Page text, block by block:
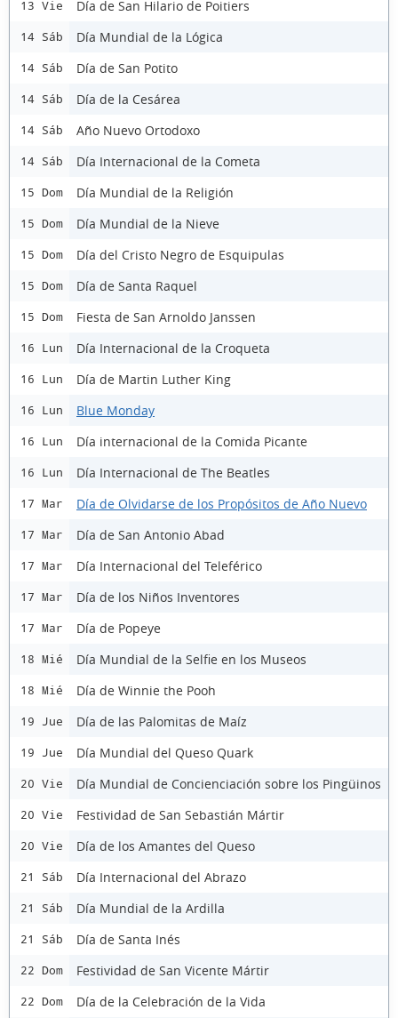
13 Vie Día de San Hilario de Poitiers
14 Sáb Día Mundial de la Lógica
14 Sáb Día de San Potito
14 Sáb Día de la Cesárea
14 Sáb Año Nuevo Ortodoxo
14 Sáb Día Internacional de la Cometa
15 Dom Día Mundial de la Religión
15 Dom Día Mundial de la Nieve
15 Dom Día del Cristo Negro de Esquipulas
15 Dom Día de Santa Raquel
15 Dom Fiesta de San Arnoldo Janssen
16 Lun Día Internacional de la Croqueta
16 Lun Día de Martin Luther King
16 Lun Blue Monday
16 Lun Día internacional de la Comida Picante
16 Lun Día Internacional de The Beatles
17 Mar Día de Olvidarse de los Propósitos de Año Nuevo
17 Mar Día de San Antonio Abad
17 Mar Día Internacional del Teleférico
17 Mar Día de los Niños Inventores
17 Mar Día de Popeye
18 Mié Día Mundial de la Selfie en los Museos
18 Mié Día de Winnie the Pooh
19 Jue Día de las Palomitas de Maíz
19 Jue Día Mundial del Queso Quark
20 Vie Día Mundial de Concienciación sobre los Pingüinos
20 Vie Festividad de San Sebastián Mártir
20 Vie Día de los Amantes del Queso
21 Sáb Día Internacional del Abrazo
21 Sáb Día Mundial de la Ardilla
21 Sáb Día de Santa Inés
22 Dom Festividad de San Vicente Mártir
22 Dom Día de la Celebración de la Vida